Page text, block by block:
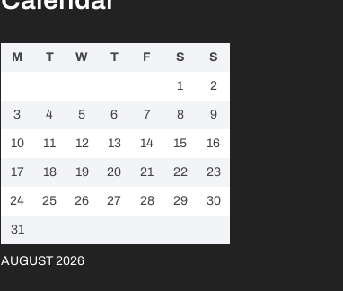
AUGUST 2026
M T W T F S S
1 2
3 4 5 6 7 8 9
10 11 12 13 14 15 16
17 18 19 20 21 22 23
24 25 26 27 28 29 30
31